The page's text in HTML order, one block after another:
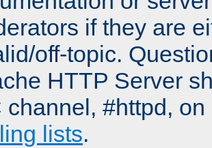
if they are
off-topic.
HTTP Server
channel, #httpd,
lists.